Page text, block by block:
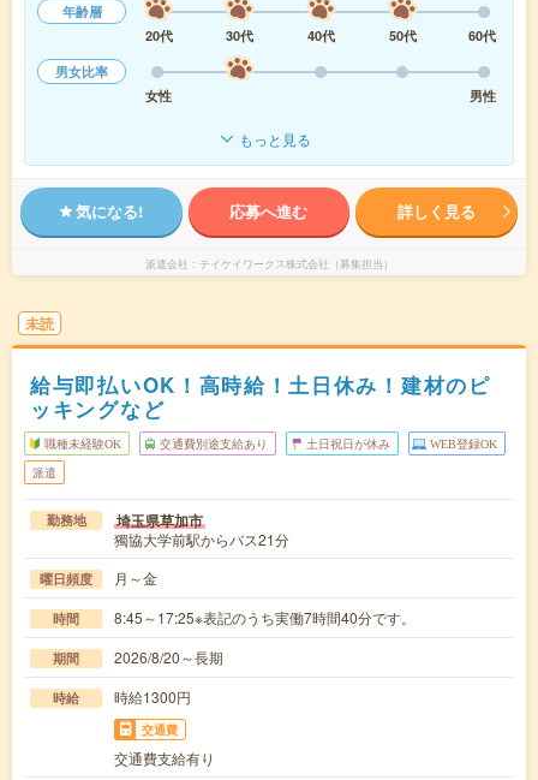
年齢層
20代
30代 40代 50代
60代
男女比率
女性
男性
もっと見る
気になる! 応募へ進む 詳しく見る
派遣会社 テイケイワークス株式会社（募集担当）
未読
給与即払いOK！高時給！土日休み！建材のピ
ッキングなど
職種未経験OK 交通費別途支給あり 土日祝日が休み WEB登録OK
派遣
勤務地 埼玉県草加市
獨協大学前駅からバス21分
曜日頻度 月～金
時間 8:45～17:25※表記のうち実働7時間40分です。
期間 2026/8/20～長期
時給 時給1300円
交通費
交通費支給有り